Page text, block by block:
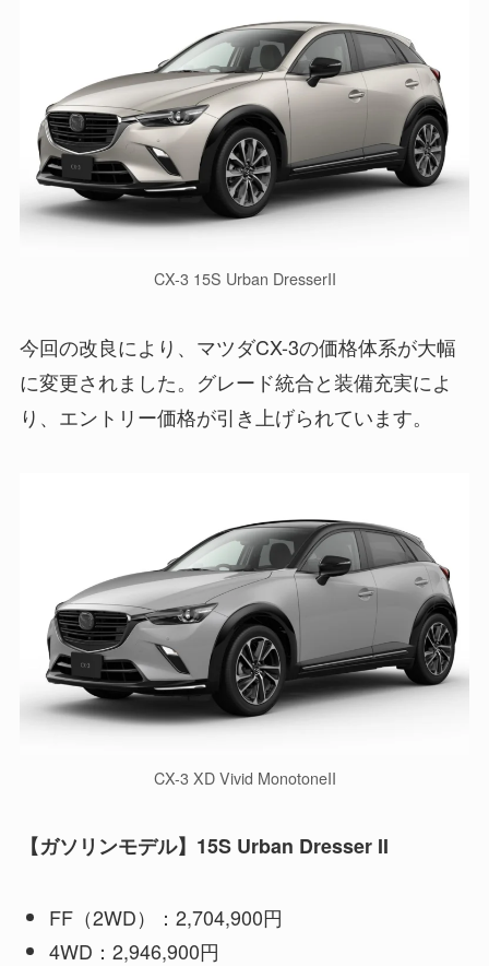
CX-3 15S Urban DresserII
今回の改良により、マツダCX-3の価格体系が大幅
に変更されました。グレード統合と装備充実によ
り、エントリー価格が引き上げられています。
CX-3 XD Vivid MonotoneII
【ガソリンモデル】15S Urban Dresser II
FF（2WD）：2,704,900円
4WD：2,946,900円